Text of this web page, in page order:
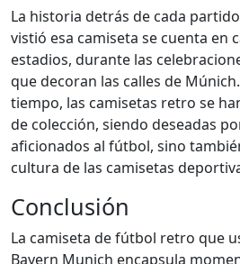
La historia detrás de cada
vistió esa camiseta se cuenta en
estadios, durante las
que decoran las calles de
tiempo, las camisetas retro se
de colección, siendo deseadas
aficionados al fútbol, sino
cultura de las camisetas
Conclusión
La camiseta de fútbol retro que
Bayern Munich encapsula